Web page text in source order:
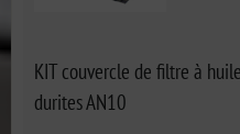
KIT couvercle de filtre à
durites AN10